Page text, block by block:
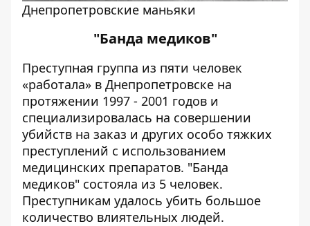
Днепропетровские маньяки
"Банда медиков"
Преступная группа из пяти человек
«работала» в Днепропетровске на
протяжении 1997 - 2001 годов и
специализировалась на совершении
убийств на заказ и других особо тяжких
преступлений с использованием
медицинских препаратов. "Банда
медиков" состояла из 5 человек.
Преступникам удалось убить большое
количество влиятельных людей.